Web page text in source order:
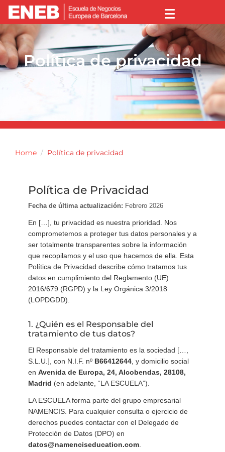
Política de privacidad
Home Política de privacidad
Política de Privacidad
Fecha de última actualización: Febrero 2026
En […], tu privacidad es nuestra prioridad. Nos
comprometemos a proteger tus datos personales y a
ser totalmente transparentes sobre la información
que recopilamos y el uso que hacemos de ella. Esta
Política de Privacidad describe cómo tratamos tus
datos en cumplimiento del Reglamento (UE)
2016/679 (RGPD) y la Ley Orgánica 3/2018
(LOPDGDD).
1. ¿Quién es el Responsable del
tratamiento de tus datos?
El Responsable del tratamiento es la sociedad […,
S.L.U.], con N.I.F. nº B66412644 , y domicilio social
en Avenida de Europa, 24, Alcobendas, 28108,
Madrid (en adelante, “LA ESCUELA”).
LA ESCUELA forma parte del grupo empresarial
NAMENCIS. Para cualquier consulta o ejercicio de
derechos puedes contactar con el Delegado de
Protección de Datos (DPO) en
datos@namenciseducation.com